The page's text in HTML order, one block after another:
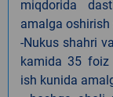
miqdorida
amalga
-Nukus shahri
kamida 35 foiz
ish kunida